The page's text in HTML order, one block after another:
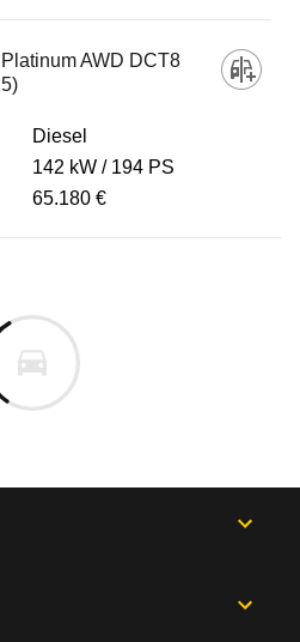
AWD DCT8
Diesel
142 kW
194 PS
65.180 €